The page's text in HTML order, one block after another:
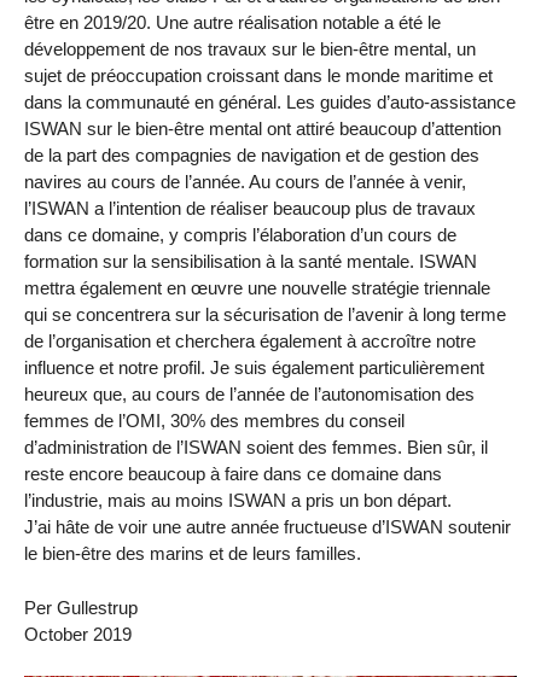
être en 2019/20. Une autre réalisation notable a été le
développement de nos travaux sur le bien-être mental, un
sujet de préoccupation croissant dans le monde maritime et
dans la communauté en général. Les guides d’auto-assistance
ISWAN sur le bien-être mental ont attiré beaucoup d’attention
de la part des compagnies de navigation et de gestion des
navires au cours de l’année. Au cours de l’année à venir,
l’ISWAN a l’intention de réaliser beaucoup plus de travaux
dans ce domaine, y compris l’élaboration d’un cours de
formation sur la sensibilisation à la santé mentale. ISWAN
mettra également en œuvre une nouvelle stratégie triennale
qui se concentrera sur la sécurisation de l’avenir à long terme
de l’organisation et cherchera également à accroître notre
influence et notre profil. Je suis également particulièrement
heureux que, au cours de l’année de l’autonomisation des
femmes de l’OMI, 30% des membres du conseil
d’administration de l’ISWAN soient des femmes. Bien sûr, il
reste encore beaucoup à faire dans ce domaine dans
l’industrie, mais au moins ISWAN a pris un bon départ.
J’ai hâte de voir une autre année fructueuse d’ISWAN soutenir
le bien-être des marins et de leurs familles.
Per Gullestrup
October 2019